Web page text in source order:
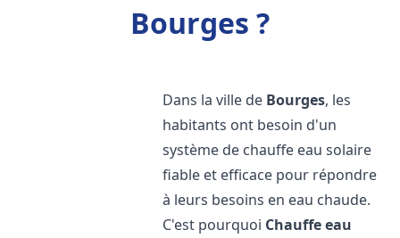
Bourges ?
Dans la ville de Bourges, les
habitants ont besoin d'un
système de chauffe eau solaire
fiable et efficace pour répondre
à leurs besoins en eau chaude.
C'est pourquoi Chauffe eau